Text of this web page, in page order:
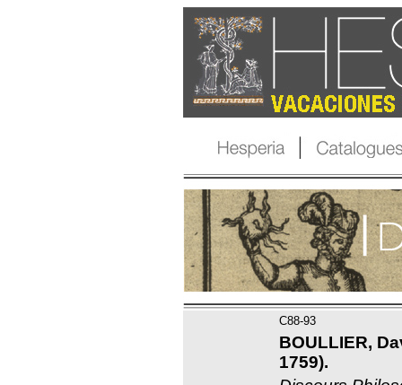
C88-93
BOULLIER,
1759).